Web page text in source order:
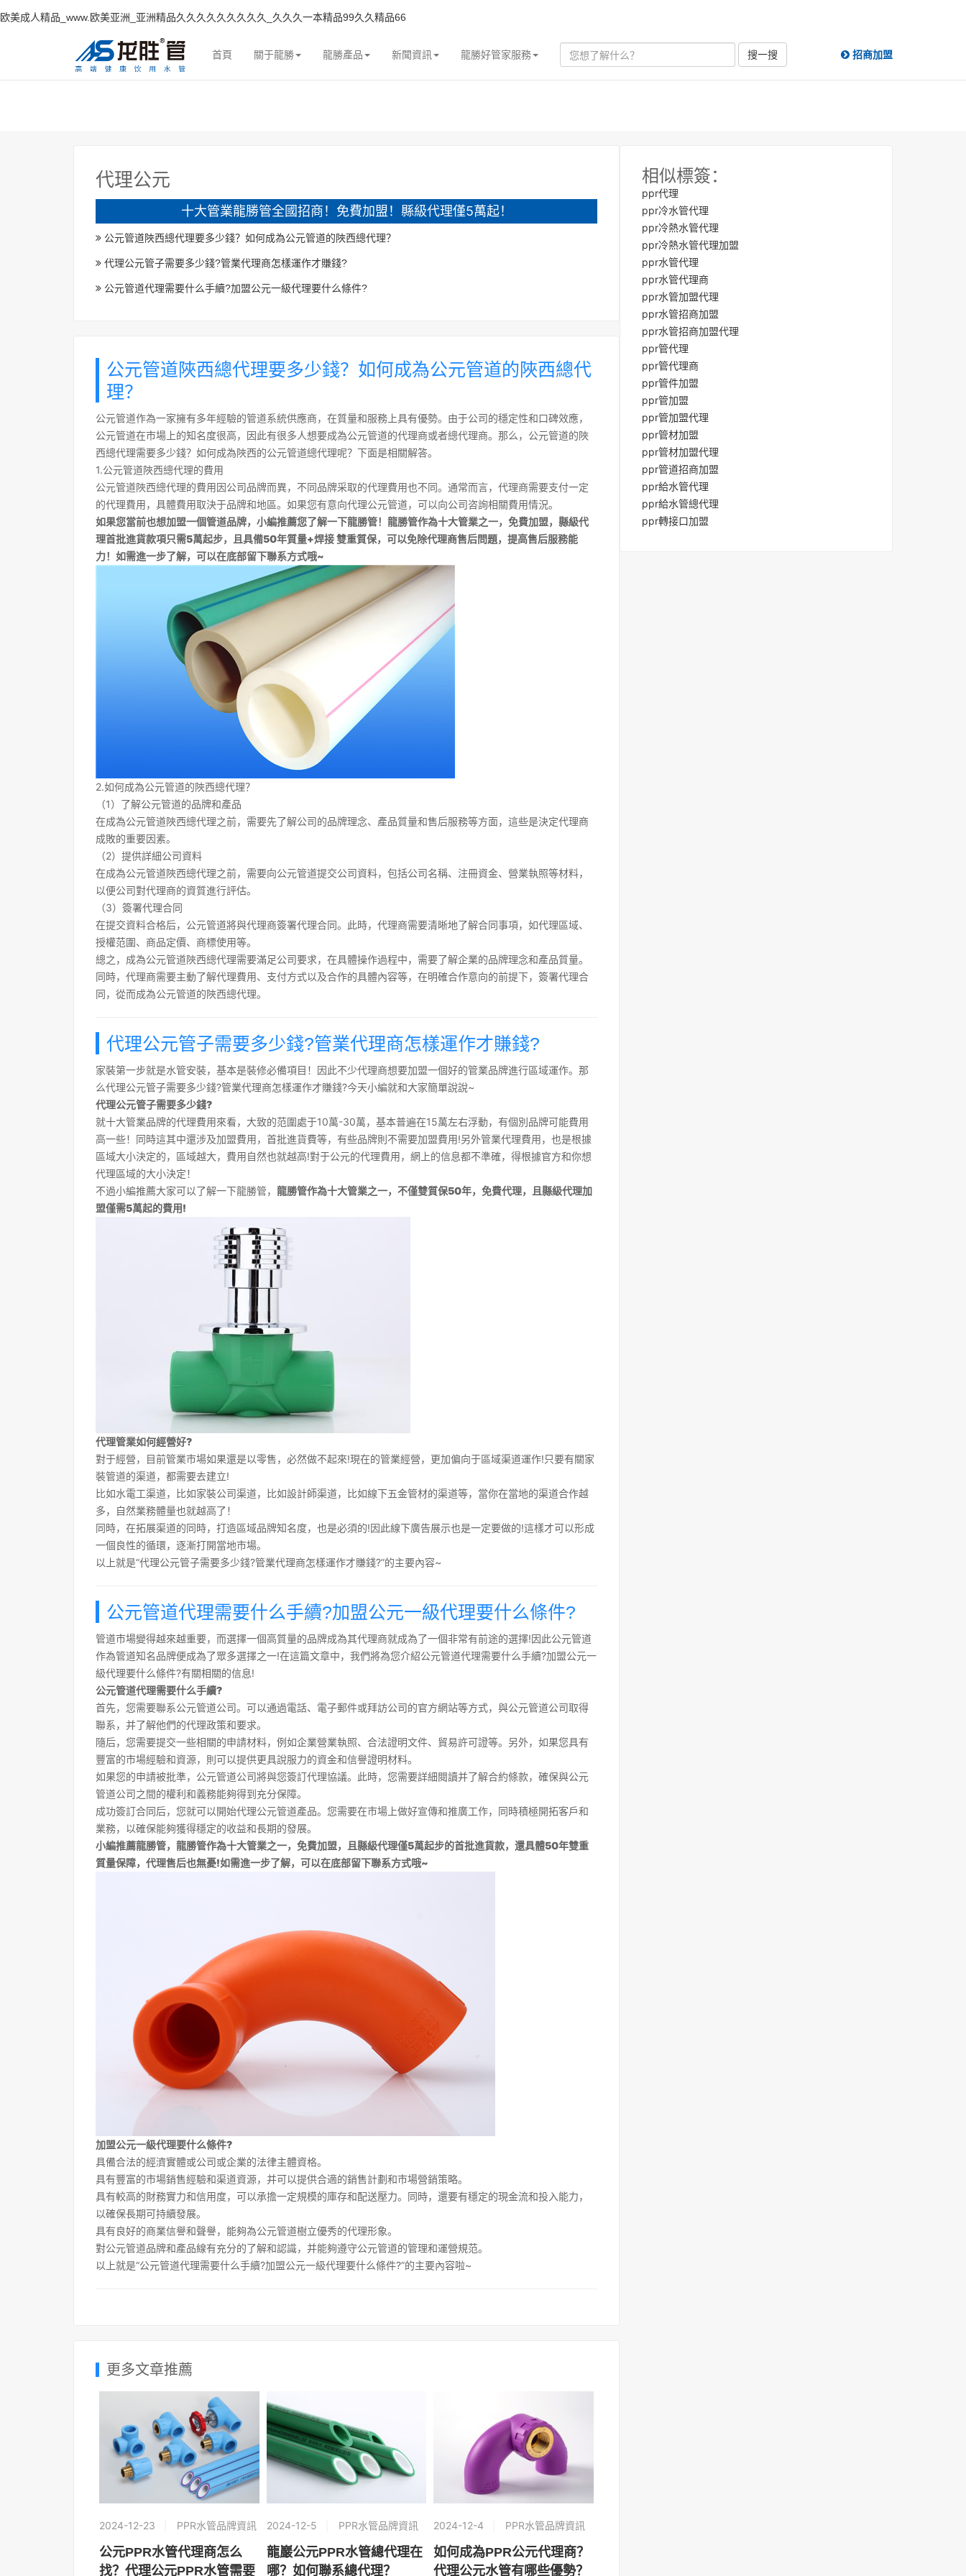
欧美成人精品_www.欧美亚洲_亚洲精品久久久久久久久久久_久久久一本精品99久久精品66
首頁 關于龍勝 龍勝產品 新聞資訊 龍勝好管家服務 搜一搜 招商加盟
代理公元
十大管業龍勝管全國招商！免費加盟！縣級代理僅5萬起！
公元管道陜西總代理要多少錢？如何成為公元管道的陜西總代理？
代理公元管子需要多少錢?管業代理商怎樣運作才賺錢?
公元管道代理需要什么手續?加盟公元一級代理要什么條件?
公元管道陜西總代理要多少錢？如何成為公元管道的陜西總代
理？
公元管道作為一家擁有多年經驗的管道系統供應商，在質量和服務上具有優勢。由于公司的穩定性和口碑效應，
公元管道在市場上的知名度很高，因此有很多人想要成為公元管道的代理商或者總代理商。那么，公元管道的陜
西總代理需要多少錢？如何成為陜西的公元管道總代理呢？下面是相關解答。
1.公元管道陜西總代理的費用
公元管道陜西總代理的費用因公司品牌而異，不同品牌采取的代理費用也不同。通常而言，代理商需要支付一定
的代理費用，具體費用取決于品牌和地區。如果您有意向代理公元管道，可以向公司咨詢相關費用情況。
如果您當前也想加盟一個管道品牌，小編推薦您了解一下龍勝管！龍勝管作為十大管業之一，免費加盟，縣級代
理首批進貨款項只需5萬起步，且具備50年質量+焊接 雙重質保，可以免除代理商售后問題，提高售后服務能
力！如需進一步了解，可以在底部留下聯系方式哦~
2.如何成為公元管道的陜西總代理？
（1）了解公元管道的品牌和產品
在成為公元管道陜西總代理之前，需要先了解公司的品牌理念、產品質量和售后服務等方面，這些是決定代理商
成敗的重要因素。
（2）提供詳細公司資料
在成為公元管道陜西總代理之前，需要向公元管道提交公司資料，包括公司名稱、注冊資金、營業執照等材料，
以便公司對代理商的資質進行評估。
（3）簽署代理合同
在提交資料合格后，公元管道將與代理商簽署代理合同。此時，代理商需要清晰地了解合同事項，如代理區域、
授權范圍、商品定價、商標使用等。
總之，成為公元管道陜西總代理需要滿足公司要求，在具體操作過程中，需要了解企業的品牌理念和產品質量。
同時，代理商需要主動了解代理費用、支付方式以及合作的具體內容等，在明確合作意向的前提下，簽署代理合
同，從而成為公元管道的陜西總代理。
代理公元管子需要多少錢?管業代理商怎樣運作才賺錢?
家裝第一步就是水管安裝，基本是裝修必備項目！因此不少代理商想要加盟一個好的管業品牌進行區域運作。那
么代理公元管子需要多少錢?管業代理商怎樣運作才賺錢?今天小編就和大家簡單說說~
代理公元管子需要多少錢?
就十大管業品牌的代理費用來看，大致的范圍處于10萬-30萬，基本普遍在15萬左右浮動，有個別品牌可能費用
高一些！同時這其中還涉及加盟費用，首批進貨費等，有些品牌則不需要加盟費用!另外管業代理費用，也是根據
區域大小決定的，區域越大，費用自然也就越高!對于公元的代理費用，網上的信息都不準確，得根據官方和你想
代理區域的大小決定！
不過小編推薦大家可以了解一下龍勝管， 龍勝管作為十大管業之一，不僅雙質保50年，免費代理，且縣級代理加
盟僅需5萬起的費用!
代理管業如何經營好?
對于經營，目前管業市場如果還是以零售，必然做不起來!現在的管業經營，更加偏向于區域渠道運作!只要有關家
裝管道的渠道，都需要去建立!
比如水電工渠道，比如家裝公司渠道，比如設計師渠道，比如線下五金管材的渠道等，當你在當地的渠道合作越
多，自然業務體量也就越高了！
同時，在拓展渠道的同時，打造區域品牌知名度，也是必須的!因此線下廣告展示也是一定要做的!這樣才可以形成
一個良性的循環，逐漸打開當地市場。
以上就是“代理公元管子需要多少錢?管業代理商怎樣運作才賺錢?”的主要內容~
公元管道代理需要什么手續?加盟公元一級代理要什么條件?
管道市場變得越來越重要，而選擇一個高質量的品牌成為其代理商就成為了一個非常有前途的選擇!因此公元管道
作為管道知名品牌便成為了眾多選擇之一!在這篇文章中，我們將為您介紹公元管道代理需要什么手續?加盟公元一
級代理要什么條件?有關相關的信息!
公元管道代理需要什么手續?
首先，您需要聯系公元管道公司。可以通過電話、電子郵件或拜訪公司的官方網站等方式，與公元管道公司取得
聯系，并了解他們的代理政策和要求。
隨后，您需要提交一些相關的申請材料，例如企業營業執照、合法證明文件、貿易許可證等。另外，如果您具有
豐富的市場經驗和資源，則可以提供更具說服力的資金和信譽證明材料。
如果您的申請被批準，公元管道公司將與您簽訂代理協議。此時，您需要詳細閱讀并了解合約條款，確保與公元
管道公司之間的權利和義務能夠得到充分保障。
成功簽訂合同后，您就可以開始代理公元管道產品。您需要在市場上做好宣傳和推廣工作，同時積極開拓客戶和
業務，以確保能夠獲得穩定的收益和長期的發展。
小編推薦龍勝管，龍勝管作為十大管業之一，免費加盟，且縣級代理僅5萬起步的首批進貨款，還具體50年雙重
質量保障，代理售后也無憂!如需進一步了解，可以在底部留下聯系方式哦~
加盟公元一級代理要什么條件?
具備合法的經濟實體或公司或企業的法律主體資格。
具有豐富的市場銷售經驗和渠道資源，并可以提供合適的銷售計劃和市場營銷策略。
具有較高的財務實力和信用度，可以承擔一定規模的庫存和配送壓力。同時，還要有穩定的現金流和投入能力，
以確保長期可持續發展。
具有良好的商業信譽和聲譽，能夠為公元管道樹立優秀的代理形象。
對公元管道品牌和產品線有充分的了解和認識，并能夠遵守公元管道的管理和運營規范。
以上就是“公元管道代理需要什么手續?加盟公元一級代理要什么條件?”的主要內容啦~
更多文章推薦
2024-12-23 PPR水管品牌資訊
公元PPR水管代理商怎么
找？代理公元PPR水管需要
2024-12-5 PPR水管品牌資訊
龍巖公元PPR水管總代理在
哪？如何聯系總代理？
2024-12-4 PPR水管品牌資訊
如何成為PPR公元代理商？
代理公元水管有哪些優勢？
相似標簽：
ppr代理
ppr冷水管代理
ppr冷熱水管代理
ppr冷熱水管代理加盟
ppr水管代理
ppr水管代理商
ppr水管加盟代理
ppr水管招商加盟
ppr水管招商加盟代理
ppr管代理
ppr管代理商
ppr管件加盟
ppr管加盟
ppr管加盟代理
ppr管材加盟
ppr管材加盟代理
ppr管道招商加盟
ppr給水管代理
ppr給水管總代理
ppr轉接口加盟